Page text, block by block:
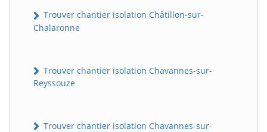
Trouver chantier isolation Châtillon-sur-
Chalaronne
Trouver chantier isolation Chavannes-sur-
Reyssouze
Trouver chantier isolation Chavannes-sur-